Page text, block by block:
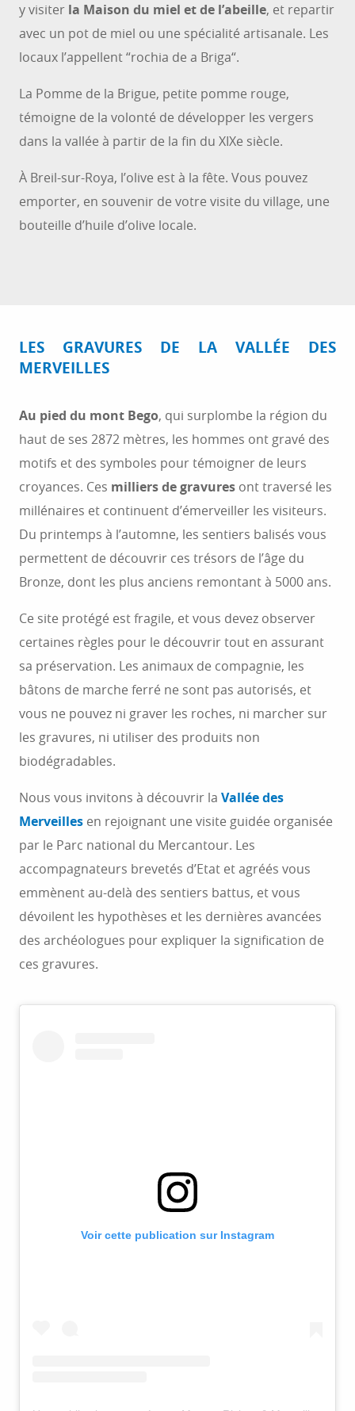
y visiter la Maison du miel et de l’abeille, et repartir
avec un pot de miel ou une spécialité artisanale. Les
locaux l’appellent “rochia de a Briga“.
La Pomme de la Brigue, petite pomme rouge,
témoigne de la volonté de développer les vergers
dans la vallée à partir de la fin du XIXe siècle.
À Breil-sur-Roya, l’olive est à la fête. Vous pouvez
emporter, en souvenir de votre visite du village, une
bouteille d’huile d’olive locale.
LES GRAVURES DE LA VALLÉE DES
MERVEILLES
Au pied du mont Bego, qui surplombe la région du
haut de ses 2872 mètres, les hommes ont gravé des
motifs et des symboles pour témoigner de leurs
croyances. Ces milliers de gravures ont traversé les
millénaires et continuent d’émerveiller les visiteurs.
Du printemps à l’automne, les sentiers balisés vous
permettent de découvrir ces trésors de l’âge du
Bronze, dont les plus anciens remontant à 5000 ans.
Ce site protégé est fragile, et vous devez observer
certaines règles pour le découvrir tout en assurant
sa préservation. Les animaux de compagnie, les
bâtons de marche ferré ne sont pas autorisés, et
vous ne pouvez ni graver les roches, ni marcher sur
les gravures, ni utiliser des produits non
biodégradables.
Nous vous invitons à découvrir la Vallée des
Merveilles en rejoignant une visite guidée organisée
par le Parc national du Mercantour. Les
accompagnateurs brevetés d’Etat et agréés vous
emmènent au-delà des sentiers battus, et vous
dévoilent les hypothèses et les dernières avancées
des archéologues pour expliquer la signification de
ces gravures.
Voir cette publication sur Instagram